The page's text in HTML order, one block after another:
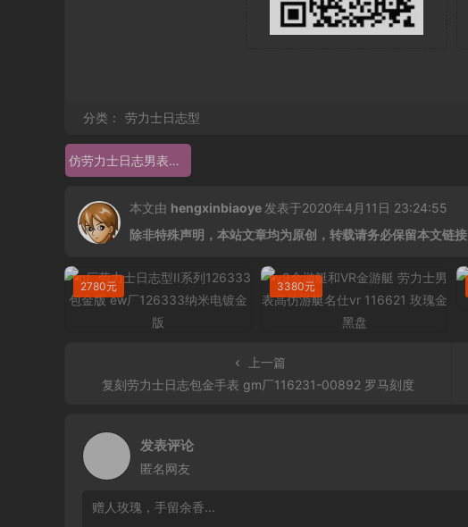
分类： 劳力士日志型
仿劳力士日志男表价格 ew厂日志116334
本文由 hengxinbiaoye 发表于2020年4月11日 23:24:55
除非特殊声明，本站文章均为原创，转载请务必保留本文链接
2780元 3380元
上一篇
复刻劳力士日志包金手表 gm厂116231-00892 罗马刻度
发表评论
匿名网友